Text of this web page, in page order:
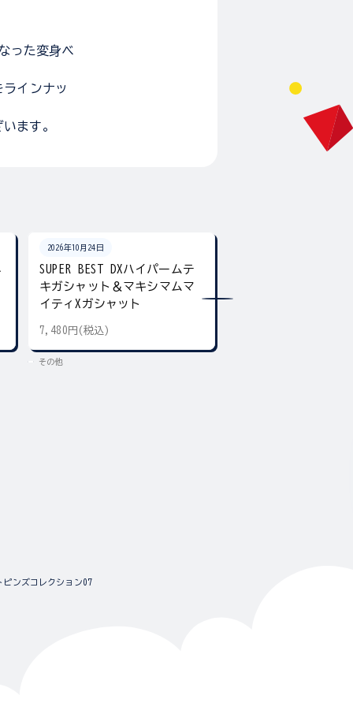
った変身ベ
インナッ
ます。
2026年10月24日
SUPER BEST DXハイパームテ
キガシャット＆マキシマムマ
イティXガシャット
7,480円(税込)
その他
ンズコレクション07